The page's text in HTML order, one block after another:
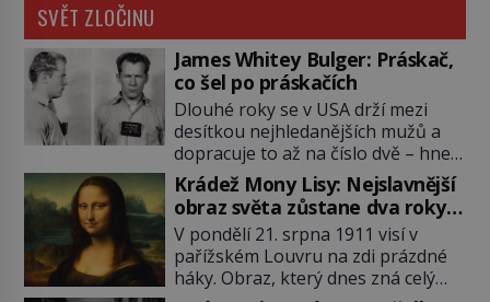
SVĚT ZLOČINU
James Whitey Bulger: Práskač,
co šel po práskačích
Dlouhé roky se v USA drží mezi
desítkou nejhledanějších mužů a
dopracuje to až na číslo dvě – hned
po Usámovi bin Ládinovi (1957–
2011). To je James „Whitey“ Bulger
(1929–2018) viněný ze spoluúčasti
na 19 vraždách, vydírání a lichvy. A
samozřejmě, krom toho je ještě
drogový dealer, který neváhá
Krádež Mony Lisy: Nejslavnější
obraz světa zůstane dva roky
nezvěstný
V pondělí 21. srpna 1911 visí v
pařížském Louvru na zdi prázdné
háky. Obraz, který dnes zná celý